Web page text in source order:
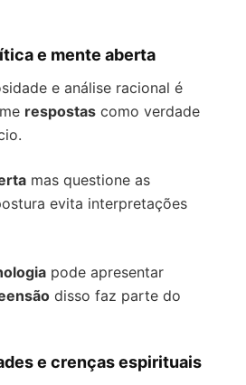
e mente aberta
e análise racional é
respostas como verdade
mas questione as
evita interpretações
pode apresentar
disso faz parte do
e crenças espirituais